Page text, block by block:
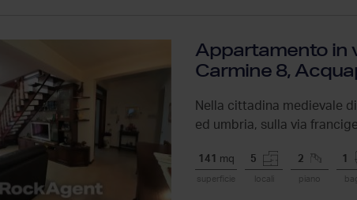
Appartamento in
Carmine 8,
Nella cittadina medievale
ed umbria, sulla via
141 mq
superficie
5
locali
2
piano
1